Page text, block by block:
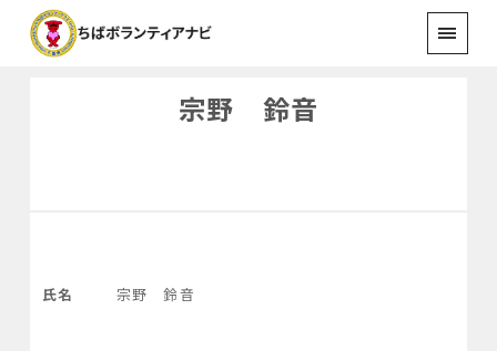
宗野 鈴音
氏名 宗野 鈴音